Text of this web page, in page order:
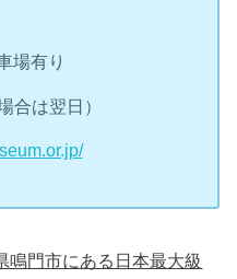
場有り
合は翌日）
鳴門市にある日本最大級